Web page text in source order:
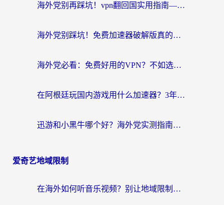
海外党别再踩坑！vpn翻回国实用指南——选对加速器，国内资源无缝用
海外党别踩坑！免费加速器破解版真的能用？教你无缝访问国内资源的正确姿势
海外党必看：免费好用的VPN？不如选对转国内加速器实现无缝追剧
在阿根廷玩国内游戏用什么加速器？3年海外党亲测实用指南
迅游和小黑牛哪个好？海外党实测指南，选对中国地址加速器才能无缝刷国内资源
爱奇艺地域限制
在海外如何听音乐视频？别让地域限制挡住你的华语旋律